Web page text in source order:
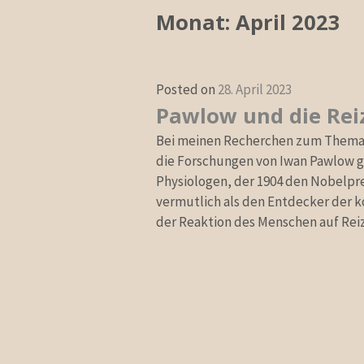
Monat: April 2023
Posted on 28. April 2023
Pawlow und die
Bei meinen Recherchen zum
die Forschungen von Iwan Pawlow
Physiologen, der 1904 den
vermutlich als den Entdecker der
der Reaktion des Menschen auf